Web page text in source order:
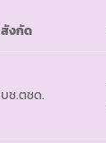
สังกัด
บช.ตชด.